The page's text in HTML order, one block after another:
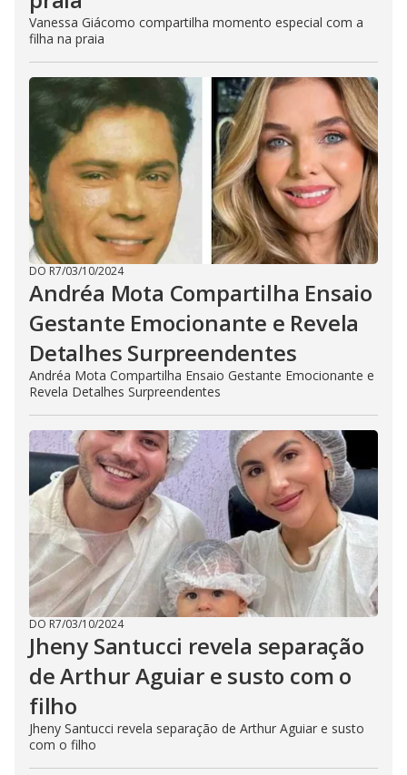
Vanessa Giácomo compartilha momento especial com a
filha na praia
DO R7/03/10/2024
Andréa Mota Compartilha Ensaio
Gestante Emocionante e Revela
Detalhes Surpreendentes
Andréa Mota Compartilha Ensaio Gestante Emocionante e
Revela Detalhes Surpreendentes
DO R7/03/10/2024
Jheny Santucci revela separação
de Arthur Aguiar e susto com o
filho
Jheny Santucci revela separação de Arthur Aguiar e susto
com o filho